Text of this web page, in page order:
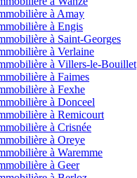
à Amay
à Engis
à Saint-Georges
à Verlaine
à Villers-le-Bouillet
à Faimes
à Fexhe
à Donceel
à Remicourt
à Crisnée
à Oreye
à Waremme
à Geer